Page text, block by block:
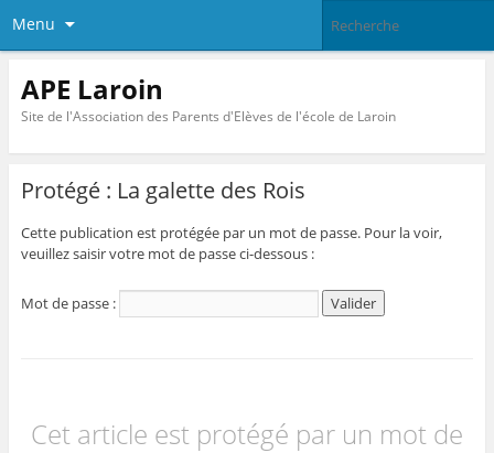
Menu
APE Laroin
Site de l'Association des Parents d'Elèves de l'école de Laroin
Protégé : La galette des Rois
Cette publication est protégée par un mot de passe. Pour la voir,
veuillez saisir votre mot de passe ci-dessous :
Mot de passe :
Cet article est protégé par un mot de